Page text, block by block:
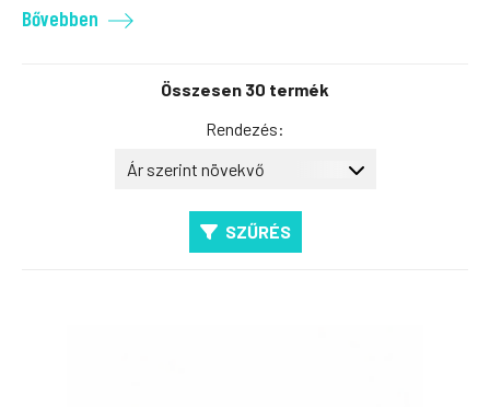
Bővebben
Összesen 30 termék
Rendezés:
SZŰRÉS